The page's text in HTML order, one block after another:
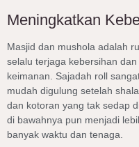
Meningkatkan
Masjid dan mushola adalah
selalu terjaga kebersihan
keimanan. Sajadah roll
mudah digulung setelah
dan kotoran yang tak sedap
di bawahnya pun menjadi
banyak waktu dan tenaga.